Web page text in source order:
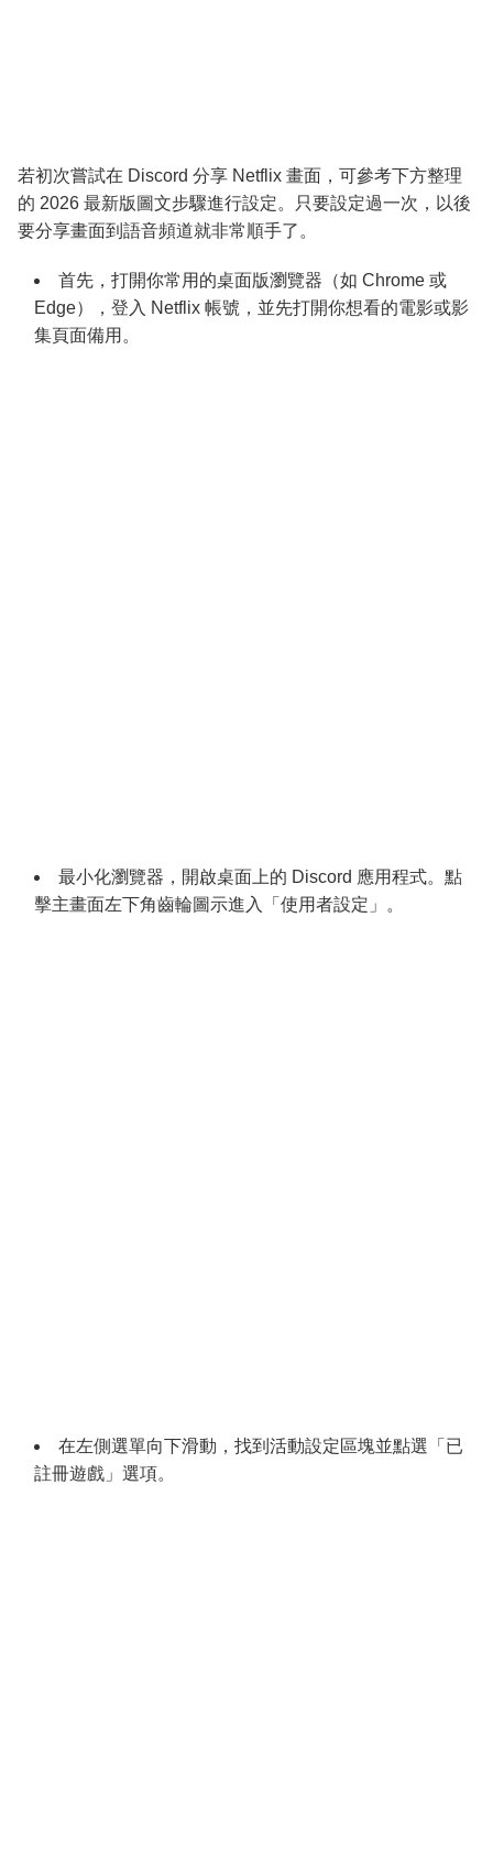
若初次嘗試在 Discord 分享 Netflix 畫面，可參考下方整理
的 2026 最新版圖文步驟進行設定。只要設定過一次，以後
要分享畫面到語音頻道就非常順手了。
首先，打開你常用的桌面版瀏覽器（如 Chrome 或
Edge），登入 Netflix 帳號，並先打開你想看的電影或影
集頁面備用。
最小化瀏覽器，開啟桌面上的 Discord 應用程式。點
擊主畫面左下角齒輪圖示進入「使用者設定」。
在左側選單向下滑動，找到活動設定區塊並點選「已
註冊遊戲」選項。